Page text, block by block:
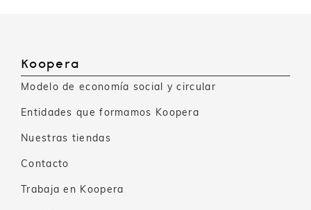
Koopera
Modelo de economía social y circular
Entidades que formamos Koopera
Nuestras tiendas
Contacto
Trabaja en Koopera